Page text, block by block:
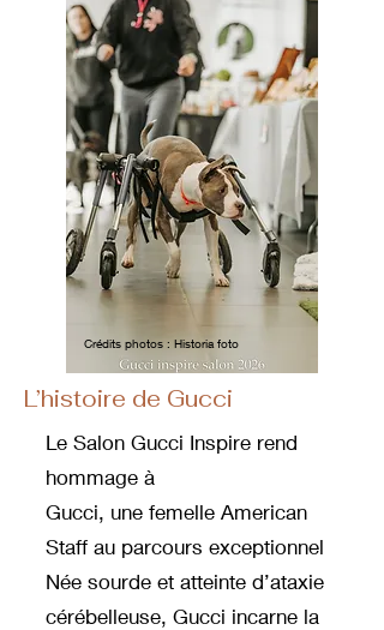
Crédits photos : Historia foto
L’histoire de Gucci
Le Salon Gucci Inspire rend
hommage à
Gucci, une femelle American
Staff au parcours exceptionnel
Née sourde et atteinte d’ataxie
cérébelleuse, Gucci incarne la